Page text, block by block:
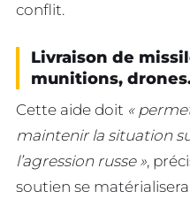
conflit.
Livraison de
munitions,
Cette aide doit «
maintenir la situation
l’agression russe »,
soutien se